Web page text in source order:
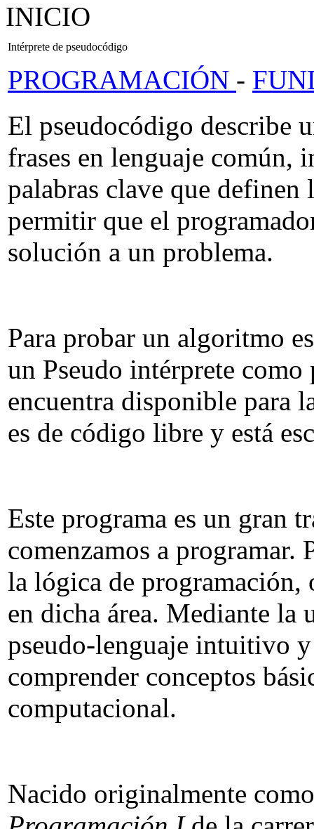
INICIO
Intérprete de pseudocódigo
PROGRAMACIÓN -
El pseudocódigo describe
frases en lenguaje común,
palabras clave que definen
permitir que el
solución a un problema.
Para probar un algoritmo
un Pseudo intérprete
encuentra disponible para
es de código libre y está
Este programa es un gran
comenzamos a programar.
la lógica de programación,
en dicha área. Mediante
pseudo-lenguaje intuitivo
comprender conceptos
computacional.
Nacido originalmente